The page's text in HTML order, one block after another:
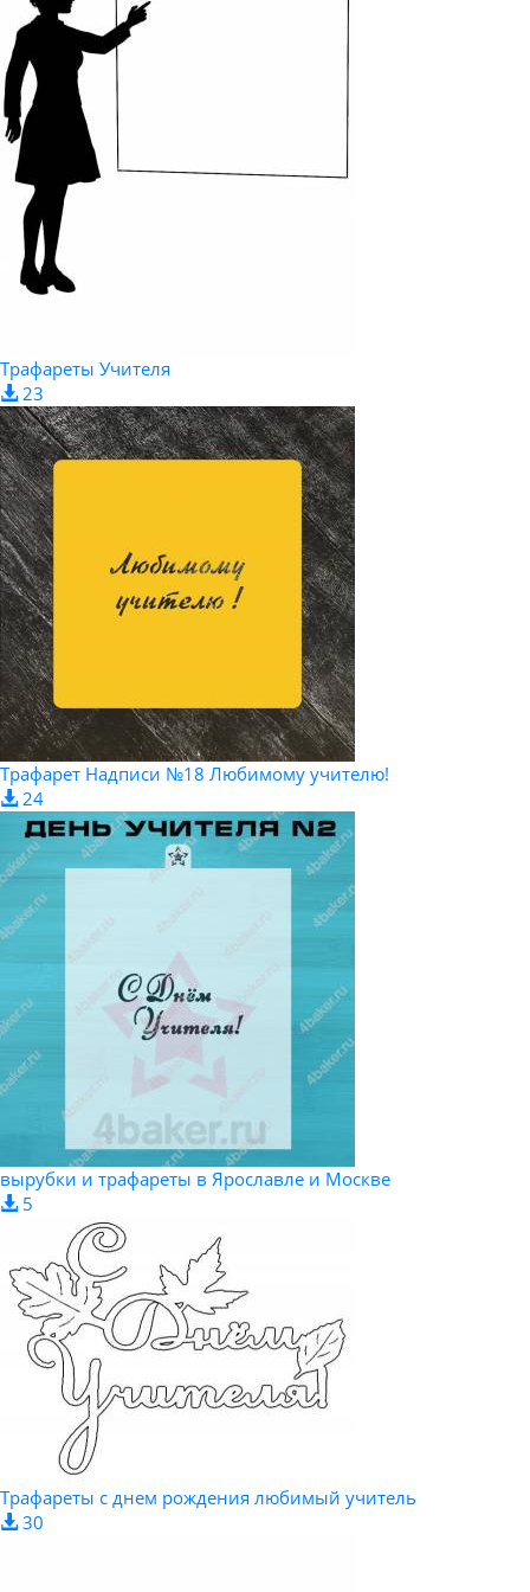
Трафареты Учителя
23
Трафарет Надписи №18 Любимому учителю!
24
вырубки и трафареты в Ярославле и Москве
5
Трафареты с днем рождения любимый учитель
30